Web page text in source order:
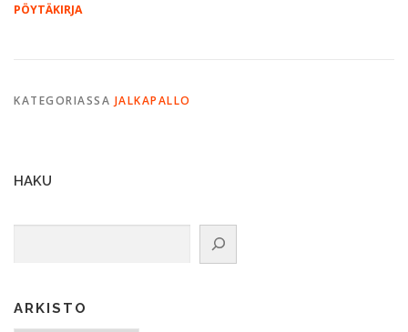
PÖYTÄKIRJA
KATEGORIASSA JALKAPALLO
HAKU
ARKISTO